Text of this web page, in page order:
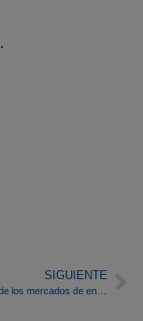
.
SIGUIENTE
Los precios de los mercados de energía europeos se acercan al otoño registrando subidas